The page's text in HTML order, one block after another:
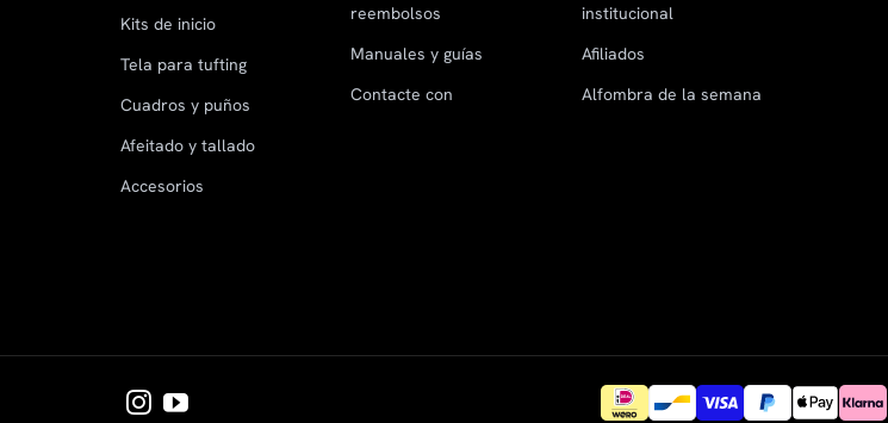
Kits de inicio
Tela para tufting
Cuadros y puños
Afeitado y tallado
Accesorios
reembolsos
Manuales y guías
Contacte con
institucional
Afiliados
Alfombra de la semana